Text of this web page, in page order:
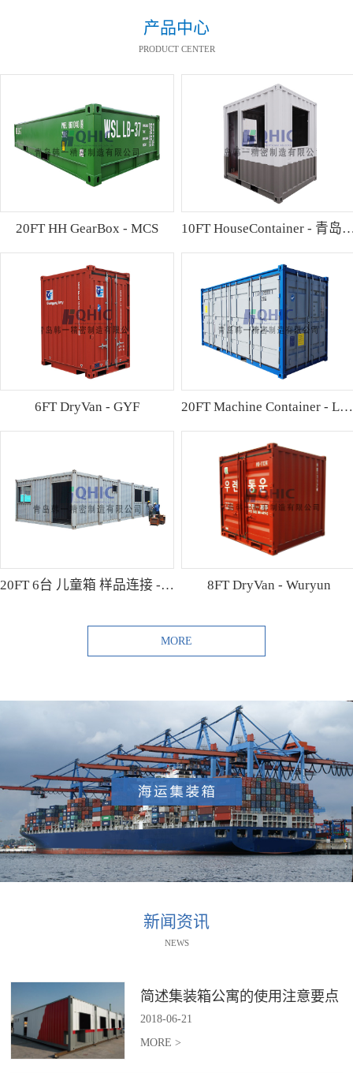
产品中心
PRODUCT CENTER
20FT HH GearBox - MCS 10FT
6FT DryVan - GYF 20FT Machine Container - Lamor
20FT 6台 儿童箱 样品连接 - Shibutani 8FT DryVan - Wuryun
MORE
新闻资讯
NEWS
简述集装箱公寓的使用注意要点
2018-06-21
MORE >